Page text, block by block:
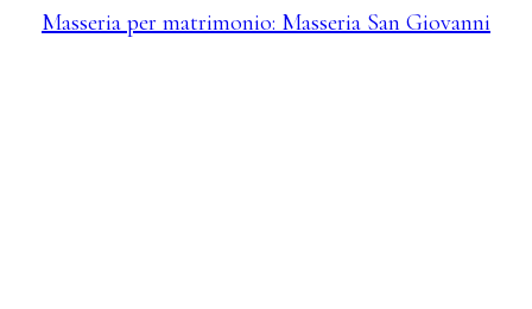
Masseria per matrimonio: Masseria San Giovanni